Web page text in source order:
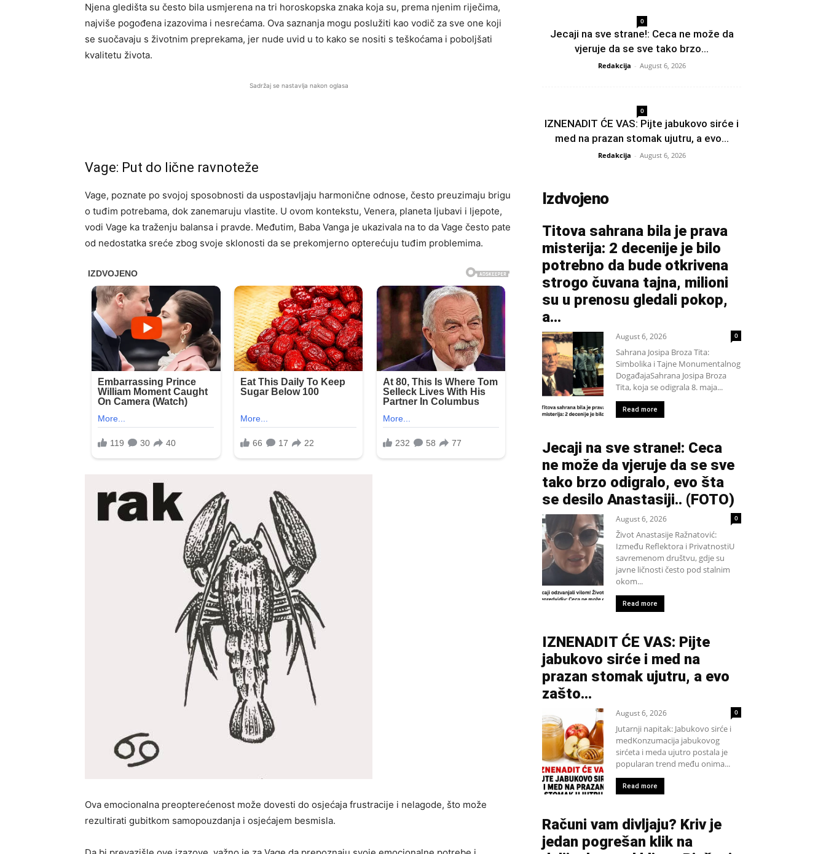
Njena gledišta su često bila usmjerena na tri horoskopska znaka koja su, prema njenim riječima,
najviše pogođena izazovima i nesrećama. Ova saznanja mogu poslužiti kao vodič za sve one koji
se suočavaju s životnim preprekama, jer nude uvid u to kako se nositi s teškoćama i poboljšati
kvalitetu života.
Sadržaj se nastavlja nakon oglasa
Vage: Put do lične ravnoteže
Vage, poznate po svojoj sposobnosti da uspostavljaju harmonične odnose, često preuzimaju brigu
o tuđim potrebama, dok zanemaruju vlastite. U ovom kontekstu, Venera, planeta ljubavi i ljepote,
vodi Vage ka traženju balansa i pravde. Međutim, Baba Vanga je ukazivala na to da Vage često pate
od nedostatka sreće zbog svoje sklonosti da se prekomjerno opterećuju tuđim problemima.
Ova emocionalna preopterećenost može dovesti do osjećaja frustracije i nelagode, što može
rezultirati gubitkom samopouzdanja i osjećajem besmisla.
0
Jecaji na sve strane!: Ceca ne može da
vjeruje da se sve tako brzo...
Redakcija - August 6, 2026
0
IZNENADIT ĆE VAS: Pijte jabukovo sirće i
med na prazan stomak ujutru, a evo...
Redakcija - August 6, 2026
Izdvojeno
Titova sahrana bila je prava
misterija: 2 decenije je bilo
potrebno da bude otkrivena
strogo čuvana tajna, milioni
su u prenosu gledali pokop,
a...
August 6, 2026 0
Sahrana Josipa Broza Tita:
Simbolika i Tajne Monumentalnog
DogađajaSahrana Josipa Broza
Tita, koja se odigrala 8. maja...
Read more
Jecaji na sve strane!: Ceca
ne može da vjeruje da se sve
tako brzo odigralo, evo šta
se desilo Anastasiji.. (FOTO)
August 6, 2026 0
Život Anastasije Ražnatović:
Između Reflektora i PrivatnostiU
savremenom društvu, gdje su
javne ličnosti često pod stalnim
okom...
Read more
IZNENADIT ĆE VAS: Pijte
jabukovo sirće i med na
prazan stomak ujutru, a evo
zašto…
August 6, 2026 0
Jutarnji napitak: Jabukovo sirće i
medKonzumacija jabukovog
sirćeta i meda ujutro postala je
popularan trend među onima...
Read more
Računi vam divljaju? Kriv je
jedan pogrešan klik na